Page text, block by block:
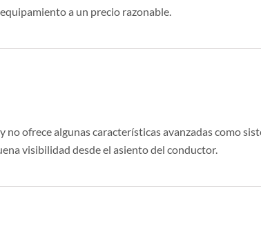
a un precio razonable.
no ofrece algunas características avanzadas como
visibilidad desde el asiento del conductor.